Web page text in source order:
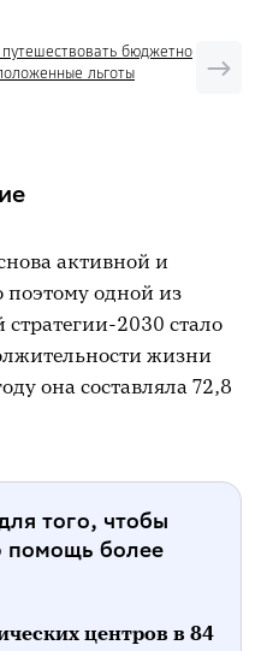
бюджетно
льготы
активной и
одной из
2030 стало
жизни
она составляла 72,8
того, чтобы
помощь более
центров в 84